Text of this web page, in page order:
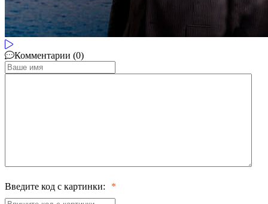
Комментарии (0)
Введите код с картинки: